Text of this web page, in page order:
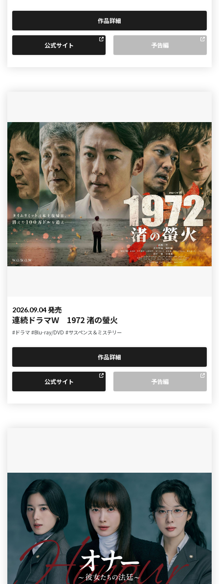
作品詳細
公式サイト 予告編
2026.09.04 発売
連続ドラマＷ 1972 渚の螢火
#ドラマ #Blu-ray/DVD #サスペンス＆ミステリー
作品詳細
公式サイト 予告編